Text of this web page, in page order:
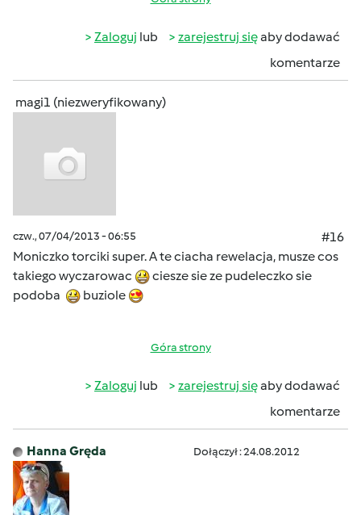
Zaloguj lub zarejestruj sięaby dodawać
komentarze
magi1 (niezweryfikowany)
czw., 07/04/2013 - 06:55
#16
Moniczko torciki super. A te ciacha rewelacja, musze cos
takiego wyczarowac
ciesze sie ze pudeleczko sie
podoba
buziole
Góra strony
Zaloguj lub zarejestruj sięaby dodawać
komentarze
Hanna Gręda Dołączył : 24.08.2012